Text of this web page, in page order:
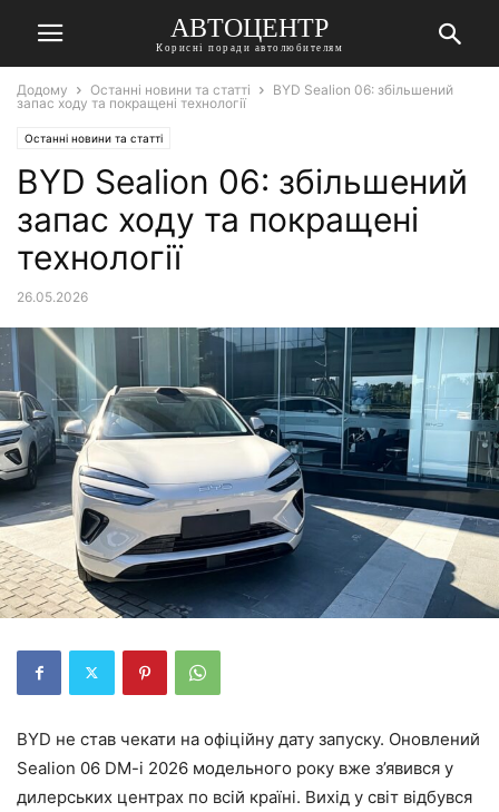
АВТОЦЕНТР
Корисні поради автолюбителям
Додому Останні новини та статті
BYD Sealion 06: збільшений
запас ходу та покращені технології
Останні новини та статті
BYD Sealion 06: збільшений
запас ходу та покращені
технології
26.05.2026
BYD не став чекати на офіційну дату запуску. Оновлений
Sealion 06 DM-i 2026 модельного року вже з’явився у
дилерських центрах по всій країні. Вихід у світ відбувся